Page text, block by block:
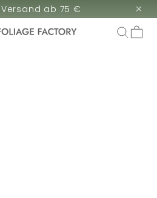
ab 75 € ×
Factory
Suche